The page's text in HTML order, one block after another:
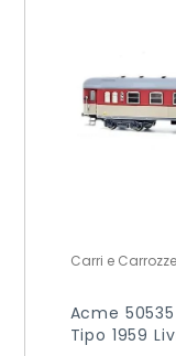
Carri e
Acme
Tipo 1959